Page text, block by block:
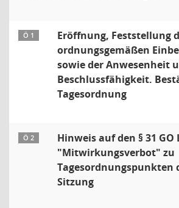
Ö 1
Eröffnung, Feststellung
ordnungsgemäßen
sowie der Anwesenheit
Beschlussfähigkeit.
Tagesordnung
Ö 2
Hinweis auf den § 31 GO
"Mitwirkungsverbot" zu
Tagesordnungspunkten
Sitzung